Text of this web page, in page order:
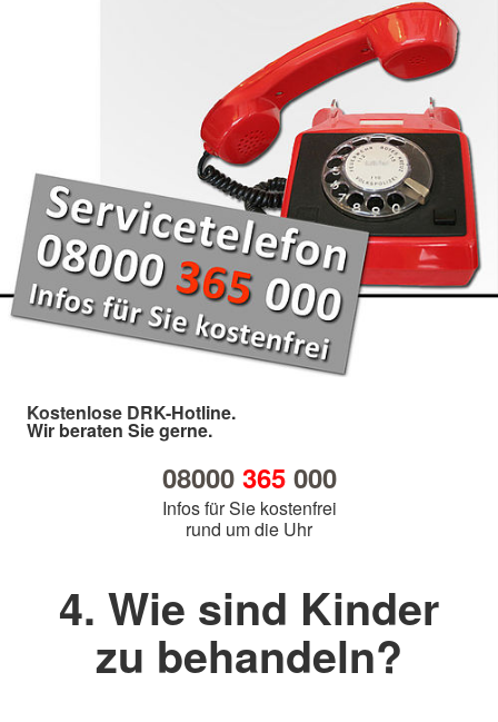
Kostenlose DRK-Hotline.
Wir beraten Sie gerne.
08000 365000
Infos für Sie kostenfrei
rund um die Uhr
4. Wie sind Kinder
zu behandeln?